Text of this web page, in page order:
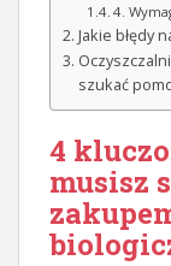
4.
Jakie błędy
szukać
4
musisz